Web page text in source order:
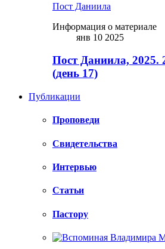
Пост Даниила
Информация о материале
янв 10 2025
Пост Даниила, 2025.
(день 17)
Публикации
Проповеди
Свидетельства
Интервью
Статьи
Пастору